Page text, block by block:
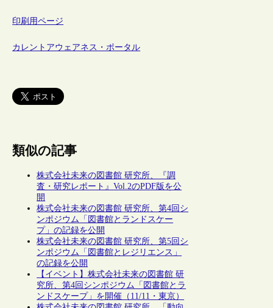
印刷用ページ
カレントアウェアネス・ポータル
類似の記事
株式会社未来の図書館 研究所、『調
査・研究レポート』Vol.2のPDF版を公
開
株式会社未来の図書館 研究所、第4回シ
ンポジウム「図書館とランドスケー
プ」の記録を公開
株式会社未来の図書館 研究所、第5回シ
ンポジウム「図書館とレジリエンス」
の記録を公開
【イベント】株式会社未来の図書館 研
究所、第4回シンポジウム「図書館とラ
ンドスケープ」を開催（11/11・東京）